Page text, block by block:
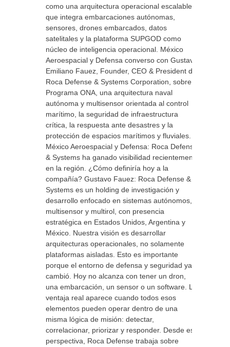
como una arquitectura operacional escalable
que integra embarcaciones autónomas,
sensores, drones embarcados, datos
satelitales y la plataforma SUPGOD como
núcleo de inteligencia operacional. México
Aeroespacial y Defensa converso con Gustavo
Emiliano Fauez, Founder, CEO & President de
Roca Defense & Systems Corporation, sobre el
Programa ONA, una arquitectura naval
autónoma y multisensor orientada al control
marítimo, la seguridad de infraestructura
crítica, la respuesta ante desastres y la
protección de espacios marítimos y fluviales.
México Aeroespacial y Defensa: Roca Defense
& Systems ha ganado visibilidad recientemente
en la región. ¿Cómo definiría hoy a la
compañía? Gustavo Fauez: Roca Defense &
Systems es un holding de investigación y
desarrollo enfocado en sistemas autónomos,
multisensor y multirol, con presencia
estratégica en Estados Unidos, Argentina y
México. Nuestra visión es desarrollar
arquitecturas operacionales, no solamente
plataformas aisladas. Esto es importante
porque el entorno de defensa y seguridad ya
cambió. Hoy no alcanza con tener un dron,
una embarcación, un sensor o un software. La
ventaja real aparece cuando todos esos
elementos pueden operar dentro de una
misma lógica de misión: detectar,
correlacionar, priorizar y responder. Desde esa
perspectiva, Roca Defense trabaja sobre